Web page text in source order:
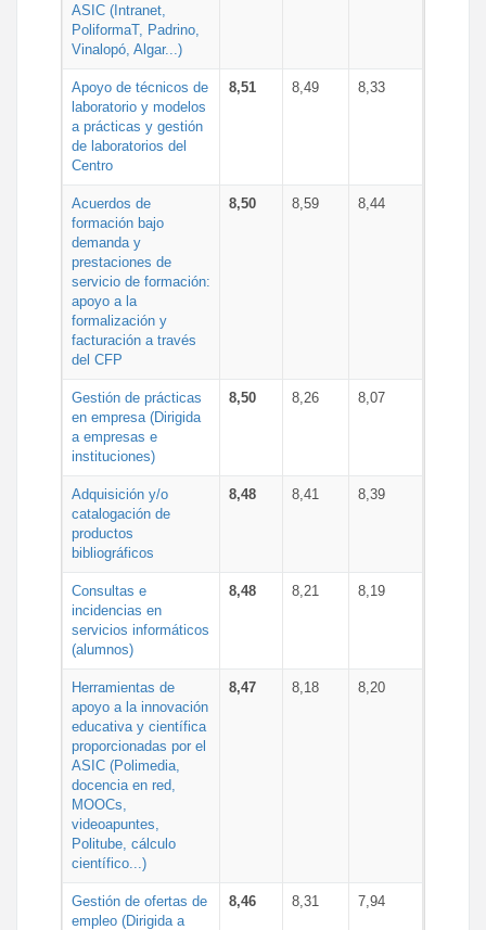
ASIC (Intranet,
PoliformaT, Padrino,
Vinalopó, Algar...)
Apoyo de técnicos de
laboratorio y modelos
a prácticas y gestión
de laboratorios del
Centro
8,51 8,49 8,33
Acuerdos de
formación bajo
demanda y
prestaciones de
servicio de formación:
apoyo a la
formalización y
facturación a través
del CFP
8,50 8,59 8,44
Gestión de prácticas
en empresa (Dirigida
a empresas e
instituciones)
8,50 8,26 8,07
Adquisición y/o
catalogación de
productos
bibliográficos
8,48 8,41 8,39
Consultas e
incidencias en
servicios informáticos
(alumnos)
8,48 8,21 8,19
Herramientas de
apoyo a la innovación
educativa y científica
proporcionadas por el
ASIC (Polimedia,
docencia en red,
MOOCs,
videoapuntes,
Politube, cálculo
científico...)
8,47 8,18 8,20
Gestión de ofertas de
empleo (Dirigida a
8,46 8,31 7,94